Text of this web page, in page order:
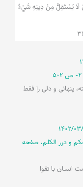
لَا يَسْتَقِلُّ مِنْ دِينِهِ شَيْ‌ءٌ
پنهانی و دلی را فقط
۰۳/۲۱
و درر الکلم، صفحه
انسان با تقوا